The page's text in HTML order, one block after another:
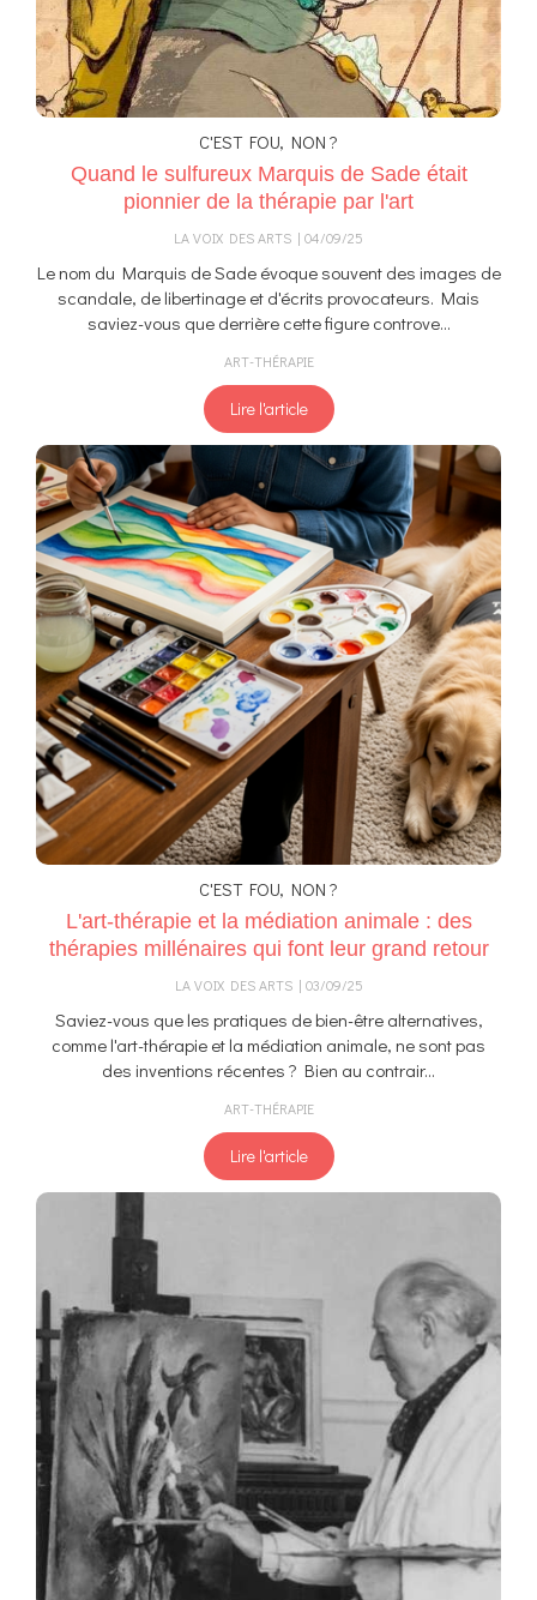
C'EST FOU, NON ?
Quand le sulfureux Marquis de Sade était
pionnier de la thérapie par l'art
LA VOIX DES ARTS 04/09/25
Le nom du Marquis de Sade évoque souvent des images de
scandale, de libertinage et d'écrits provocateurs. Mais
saviez-vous que derrière cette figure controve...
ART-THÉRAPIE
Lire l'article
C'EST FOU, NON ?
L'art-thérapie et la médiation animale : des
thérapies millénaires qui font leur grand retour
LA VOIX DES ARTS 03/09/25
Saviez-vous que les pratiques de bien-être alternatives,
comme l'art-thérapie et la médiation animale, ne sont pas
des inventions récentes ? Bien au contrair...
ART-THÉRAPIE
Lire l'article